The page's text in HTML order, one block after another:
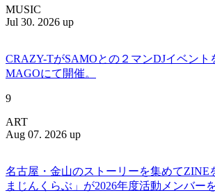
MUSIC
Jul 30. 2026 up
CRAZY-TがSAMOとの２マンDJイベント
MAGOにて開催。
9
ART
Aug 07. 2026 up
名古屋・金山のストーリーを集めてZINE
まじんくらぶ」が2026年度活動メンバー